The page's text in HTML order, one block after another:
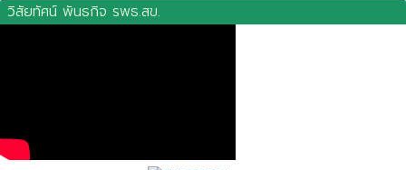
วิสัยทัศน์ พันธกิจ รพธ.สข.